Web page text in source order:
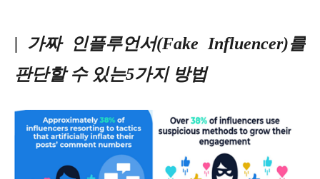
| 가짜 인플루언서(Fake Influencer)를
판단할 수 있는5가지 방법